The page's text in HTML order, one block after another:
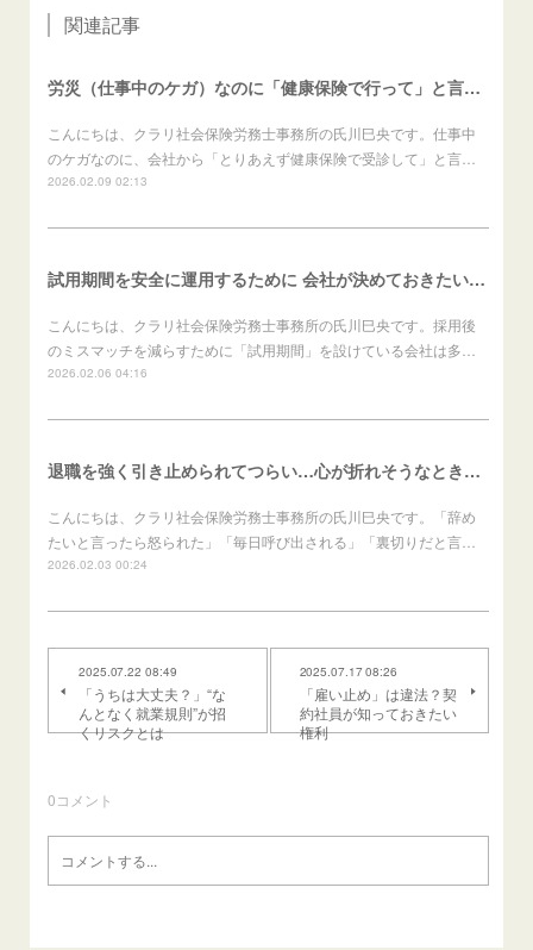
関連記事
労災（仕事中のケガ）なのに「健康保険で行って」と言われたら？（労働者向け）
こんにちは、クラリ社会保険労務士事務所の氏川巳央です。仕事中
のケガなのに、会社から「とりあえず健康保険で受診して」と言…
2026.02.09 02:13
試用期間を安全に運用するために 会社が決めておきたいこと（会社向け）
こんにちは、クラリ社会保険労務士事務所の氏川巳央です。採用後
のミスマッチを減らすために「試用期間」を設けている会社は多…
2026.02.06 04:16
退職を強く引き止められてつらい…心が折れそうなときの進め方（労働者向け）
こんにちは、クラリ社会保険労務士事務所の氏川巳央です。「辞め
たいと言ったら怒られた」「毎日呼び出される」「裏切りだと言…
2026.02.03 00:24
2025.07.22 08:49
「うちは大丈夫？」“な
んとなく就業規則”が招
くリスクとは
2025.07.17 08:26
「雇い止め」は違法？契
約社員が知っておきたい
権利
0コメント